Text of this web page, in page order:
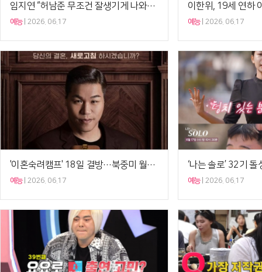
임지연 “허남준 무조건 잘생기게 나와야…역광도 포기” (‘유퀴즈’)[셀럽캡처]
예능 2026. 06.17 예능 2026. 06.17
'이혼숙려캠프' 18일 결방…북중미 월드컵 특집 프로그램 편성
예능 2026. 06.17 예능 2026. 06.17